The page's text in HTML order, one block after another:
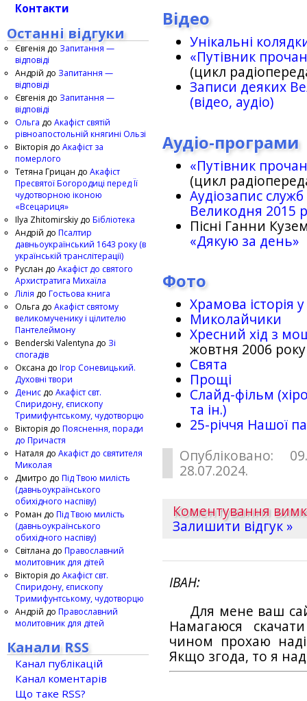
Відео
Унікальні
«Путівник
(цикл
Записи деяких
(відео, аудіо)
Аудіо-програми
«Путівник
(цикл
Аудіозапис
Великодня 2015
Пісні Ганни
«Дякую за день»
Фото
Храмова історія
Миколайчики
Хресний хід з
жовтня 2006 року
Свята
Прощі
Слайд-фільм
та ін.)
25-рiччя Нашої
Опубліковано:
28.07.2024.
Коментування
Залишити відгук »
ІВАН
Для мене ваш
Намагаюся
чином прохаю
Якщо згода, то я
Контакти
Останні відгуки
Євгенія до Запитання —
відповіді
Андрій до Запитання —
відповіді
Євгенія до Запитання —
відповіді
Ольга до Акафіст святій
рівноапостольній княгині Ользі
Вікторія до Акафіст за
померлого
Тетяна Грицан до Акафіст
Пресвятої Богородиці перед Її
чудотворною іконою
«Всецариця»
Ilya Zhitomirskiy до Бібліотека
Андрій до Псалтир
давньоукраїнський 1643 року (в
українській транслітерації)
Руслан до Акафіст до святого
Архистратига Михаїла
Лілія до Гостьова книга
Ольга до Акафіст святому
великомученику і цілителю
Пантелеймону
Benderski Valentyna до Зі
спогадів
Оксана до Ігор Соневицький.
Духовні твори
Денис до Акафіст свт.
Спиридону, єпископу
Тримифунтському, чудотворцю
Вікторія до Пояснення, поради
до Причастя
Наталя до Акафіст до святителя
Миколая
Дмитро до Під Твою милість
(давньоукраїнського
обихідного наспіву)
Роман до Під Твою милість
(давньоукраїнського
обихідного наспіву)
Світлана до Православний
молитовник для дітей
Вікторія до Акафіст свт.
Спиридону, єпископу
Тримифунтському, чудотворцю
Андрій до Православний
молитовник для дітей
Канали RSS
Канал публікацій
Канал коментарів
Що таке RSS?